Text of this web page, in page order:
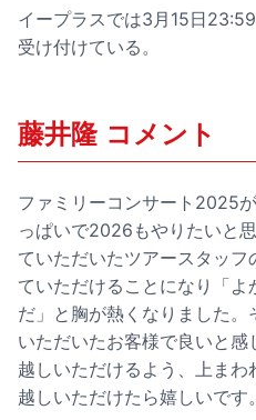
イープラスでは3月15日
受け付けている。
藤井隆 コメント
ファミリーコンサート2025
っぱいで2026もやりたいと
ていただいたツアースタッ
ていただけることになり「
だ」と胸が熱くなりました
いただいたお客様で良いと
越しいただけるよう、上ま
越しいただけたら嬉しいです。